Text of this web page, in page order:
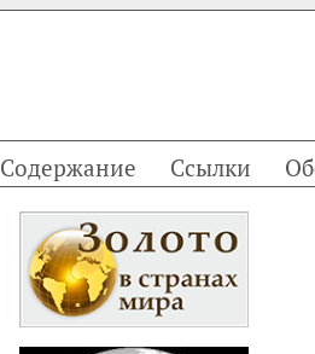
Содержание Ссылки